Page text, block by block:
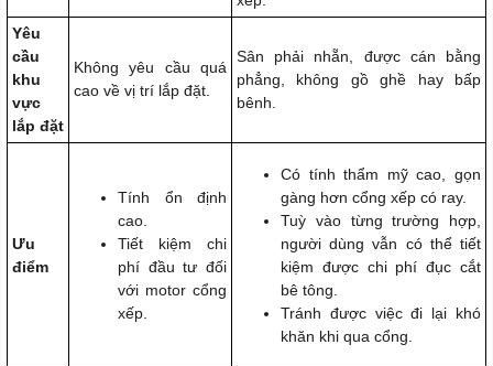
Yêu
cầu
khu
vực
lắp đặt
Không yêu cầu quá
cao về vị trí lắp đặt.
Sân phải nhẵn, được cán bằng
phẳng, không gồ ghề hay bấp
bênh.
Ưu
điểm
Tính ổn định
cao.
Tiết kiệm chi
phí đầu tư đối
với motor cổng
xếp.
Có tính thẩm mỹ cao, gọn
gàng hơn cổng xếp có ray.
Tuỳ vào từng trường hợp,
người dùng vẫn có thể tiết
kiệm được chi phí đục cắt
bê tông.
Tránh được việc đi lại khó
khăn khi qua cổng.